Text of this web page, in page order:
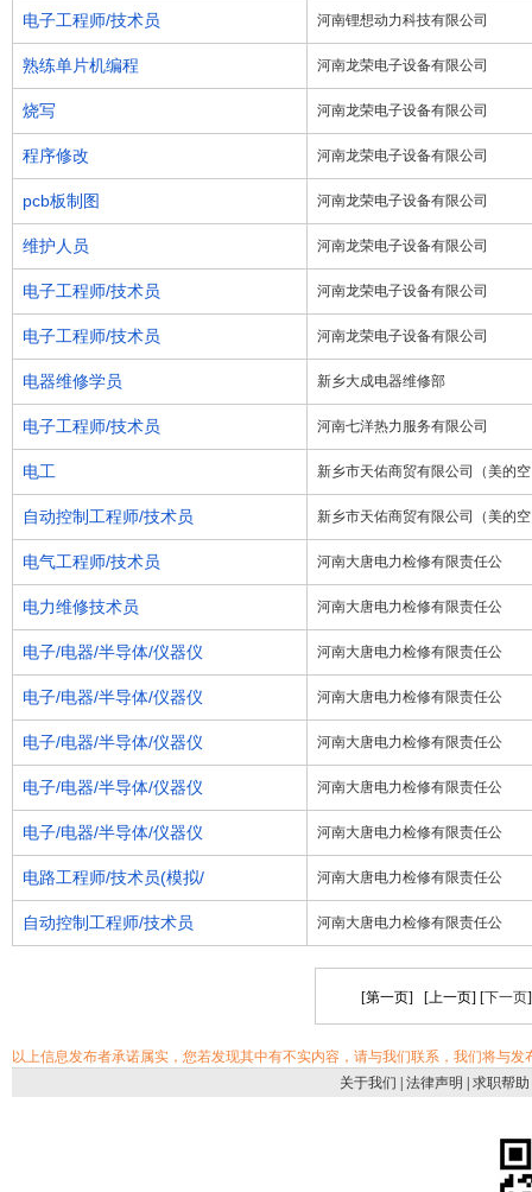
电子工程师/技术员 河南锂想动力科技有限公司
熟练单片机编程 河南龙荣电子设备有限公司
烧写 河南龙荣电子设备有限公司
程序修改 河南龙荣电子设备有限公司
pcb板制图 河南龙荣电子设备有限公司
维护人员 河南龙荣电子设备有限公司
电子工程师/技术员 河南龙荣电子设备有限公司
电子工程师/技术员 河南龙荣电子设备有限公司
电器维修学员 新乡大成电器维修部
电子工程师/技术员 河南七洋热力服务有限公司
电工 新乡市天佑商贸有限公司（美的空
自动控制工程师/技术员 新乡市天佑商贸有限公司（美的空
电气工程师/技术员 河南大唐电力检修有限责任公
电力维修技术员 河南大唐电力检修有限责任公
电子/电器/半导体/仪器仪 河南大唐电力检修有限责任公
电子/电器/半导体/仪器仪 河南大唐电力检修有限责任公
电子/电器/半导体/仪器仪 河南大唐电力检修有限责任公
电子/电器/半导体/仪器仪 河南大唐电力检修有限责任公
电子/电器/半导体/仪器仪 河南大唐电力检修有限责任公
电路工程师/技术员(模拟/ 河南大唐电力检修有限责任公
自动控制工程师/技术员 河南大唐电力检修有限责任公
[第一页] [上一页] [下一页
以上信息发布者承诺属实，您若发现其中有不实内容，请与我们联系，我们将与发
关于我们
法律声明 求职帮助